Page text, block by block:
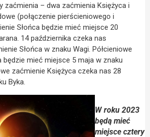
zaćmienia – dwa zaćmienia Księżyca i
(połączenie pierścieniowego i
Słońca będzie mieć miejsce 20
14 października czeka nas
Słońca w znaku Wagi. Półcieniowe
będzie mieć miejsce 5 maja w znaku
zaćmienie Księżyca czeka nas 28
Byka.
W roku 2023
będą mieć
miejsce cztery